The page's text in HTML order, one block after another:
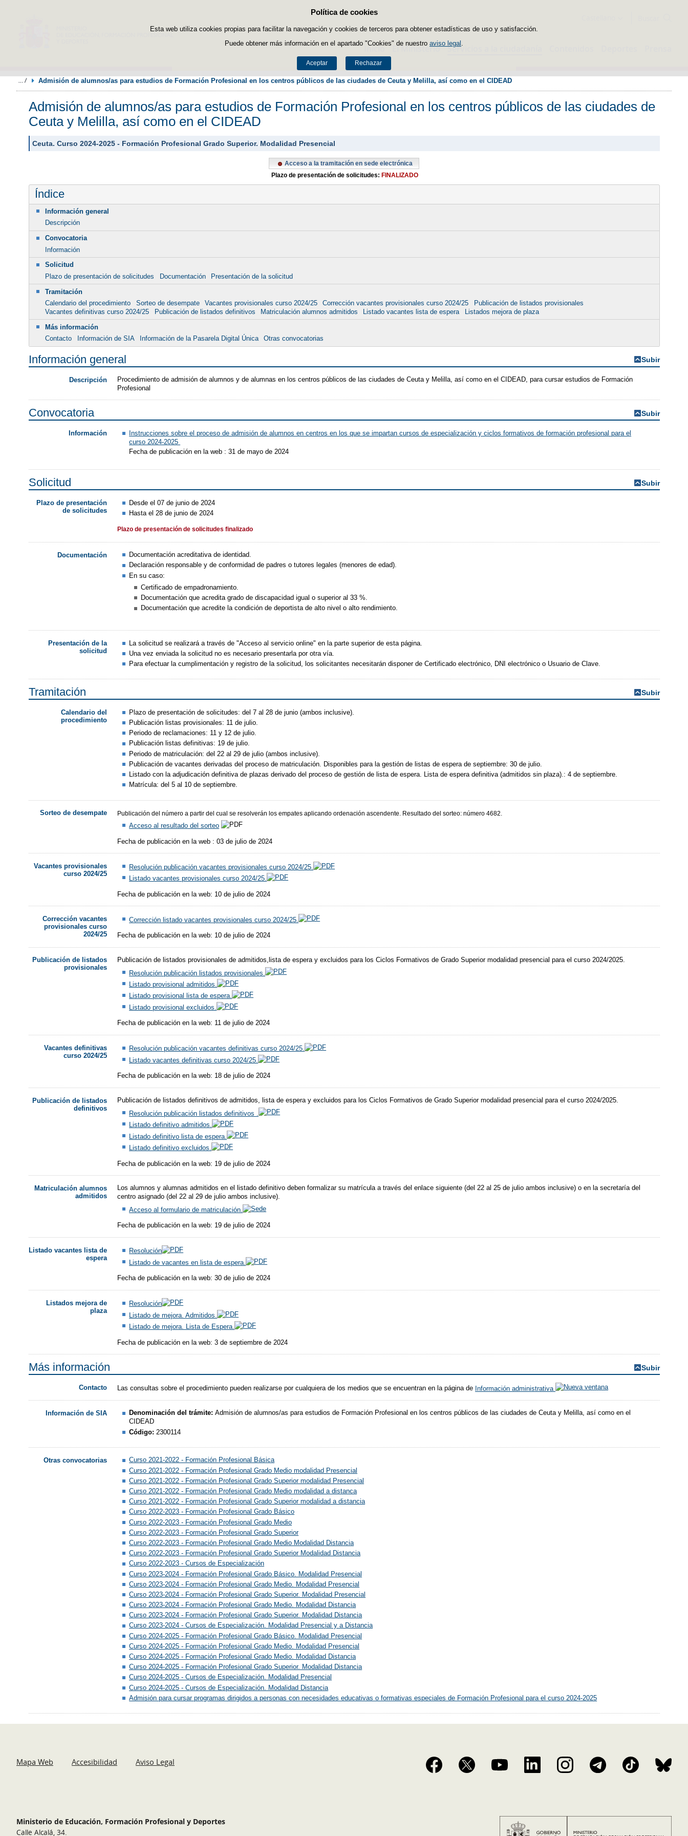
Política de cookies
Esta web utiliza cookies propias para facilitar la navegación y cookies de terceros para obtener estadísticas de uso y satisfacción.
Puede obtener más información en el apartado "Cookies" de nuestro aviso legal
Aceptar Rechazar
Saltar al contenido
Inicio El Ministerio Servicios a la ciudadanía
Admisión de alumnos/as para estudios de Formación Profesional en los centros públicos de las ciudades de Ceuta y Melilla, así como en el CIDEAD
Admisión de alumnos/as para estudios de Formación Profesional en los centros públicos de las ciudades de
Ceuta y Melilla, así como en el CIDEAD
Ceuta. Curso 2024-2025 - Formación Profesional Grado Superior. Modalidad Presencial
Acceso a la tramitación en sede electrónica
Plazo de presentación de solicitudes: FINALIZADO
Índice
Información general
Descripción
Convocatoria
Información
Solicitud
Plazo de presentación de solicitudes
Documentación
Presentación de la solicitud
Tramitación
Calendario del procedimiento
Sorteo de desempate Vacantes provisionales curso 2024/25 Corrección vacantes provisionales curso 2024/25
Publicación de listados provisionales
Vacantes definitivas curso 2024/25
Publicación de listados definitivos Matriculación alumnos admitidos Listado vacantes lista de espera
Listados mejora de plaza
Más información
Contacto
Información de SIA Información de la Pasarela Digital Única Otras convocatorias
Información general Subir
Descripción
Procedimiento de admisión de alumnos y de alumnas en los centros públicos de las ciudades de Ceuta y Melilla, así como en el CIDEAD, para cursar estudios de Formación
Profesional
Convocatoria Subir
Información
Instrucciones sobre el proceso de admisión de alumnos en centros en los que se impartan cursos de especialización y ciclos formativos de formación profesional para el
curso 2024-2025
Fecha de publicación en la web : 31 de mayo de 2024
Solicitud Subir
Plazo de presentación
de solicitudes
Desde el 07 de junio de 2024
Hasta el 28 de junio de 2024
Plazo de presentación de solicitudes finalizado
Documentación
Documentación acreditativa de identidad.
Declaración responsable y de conformidad de padres o tutores legales (menores de edad).
En su caso:
Certificado de empadronamiento.
Documentación que acredita grado de discapacidad igual o superior al 33 %.
Documentación que acredite la condición de deportista de alto nivel o alto rendimiento.
Presentación de la
solicitud
La solicitud se realizará a través de "Acceso al servicio online" en la parte superior de esta página.
Una vez enviada la solicitud no es necesario presentarla por otra vía.
Para efectuar la cumplimentación y registro de la solicitud, los solicitantes necesitarán disponer de Certificado electrónico, DNI electrónico o Usuario de Clave.
Tramitación Subir
Calendario del
procedimiento
Plazo de presentación de solicitudes: del 7 al 28 de junio (ambos inclusive).
Publicación listas provisionales: 11 de julio.
Periodo de reclamaciones: 11 y 12 de julio.
Publicación listas definitivas: 19 de julio.
Periodo de matriculación: del 22 al 29 de julio (ambos inclusive).
Publicación de vacantes derivadas del proceso de matriculación. Disponibles para la gestión de listas de espera de septiembre: 30 de julio.
Listado con la adjudicación definitiva de plazas derivado del proceso de gestión de lista de espera. Lista de espera definitiva (admitidos sin plaza).: 4 de septiembre.
Matrícula: del 5 al 10 de septiembre.
Sorteo de desempate Publicación del número a partir del cual se resolverán los empates aplicando ordenación ascendente. Resultado del sorteo: número 4682.
Acceso al resultado del sorteo
Fecha de publicación en la web : 03 de julio de 2024
Vacantes provisionales
curso 2024/25
Resolución publicación vacantes provisionales curso 2024/25.
Listado vacantes provisionales curso 2024/25.
Fecha de publicación en la web: 10 de julio de 2024
Corrección vacantes
provisionales curso
2024/25
Corrección listado vacantes provisionales curso 2024/25.
Fecha de publicación en la web: 10 de julio de 2024
Publicación de listados
provisionales
Publicación de listados provisionales de admitidos,lista de espera y excluidos para los Ciclos Formativos de Grado Superior modalidad presencial para el curso 2024/2025.
Resolución publicación listados provisionales.
Listado provisional admitidos.
Listado provisional lista de espera.
Listado provisional excluidos.
Fecha de publicación en la web: 11 de julio de 2024
Vacantes definitivas
curso 2024/25
Resolución publicación vacantes definitivas curso 2024/25.
Listado vacantes definitivas curso 2024/25.
Fecha de publicación en la web: 18 de julio de 2024
Publicación de listados
definitivos
Publicación de listados definitivos de admitidos, lista de espera y excluidos para los Ciclos Formativos de Grado Superior modalidad presencial para el curso 2024/2025.
Resolución publicación listados definitivos .
Listado definitivo admitidos.
Listado definitivo lista de espera.
Listado definitivo excluidos.
Fecha de publicación en la web: 19 de julio de 2024
Matriculación alumnos
admitidos
Los alumnos y alumnas admitidos en el listado definitivo deben formalizar su matrícula a través del enlace siguiente (del 22 al 25 de julio ambos inclusive) o en la secretaría del
centro asignado (del 22 al 29 de julio ambos inclusive).
Acceso al formulario de matriculación.
Fecha de publicación en la web: 19 de julio de 2024
Listado vacantes lista de
espera
Resolución
Listado de vacantes en lista de espera.
Fecha de publicación en la web: 30 de julio de 2024
Listados mejora de
plaza
Resolución
Listado de mejora. Admitidos.
Listado de mejora. Lista de Espera.
Fecha de publicación en la web: 3 de septiembre de 2024
Más información Subir
Contacto Las consultas sobre el procedimiento pueden realizarse por cualquiera de los medios que se encuentran en la página de Información administrativa
Información de SIA Denominación del trámite:Admisión de alumnos/as para estudios de Formación Profesional en los centros públicos de las ciudades de Ceuta y Melilla, así como en el
CIDEAD
Código: 2300114
Otras convocatorias
Curso 2021-2022 - Formación Profesional Básica
Curso 2021-2022 - Formación Profesional Grado Medio modalidad Presencial
Curso 2021-2022 - Formación Profesional Grado Superior modalidad Presencial
Curso 2021-2022 - Formación Profesional Grado Medio modalidad a distanca
Curso 2021-2022 - Formación Profesional Grado Superior modalidad a distancia
Curso 2022-2023 - Formación Profesional Grado Básico
Curso 2022-2023 - Formación Profesional Grado Medio
Curso 2022-2023 - Formación Profesional Grado Superior
Curso 2022-2023 - Formación Profesional Grado Medio Modalidad Distancia
Curso 2022-2023 - Formación Profesional Grado Superior Modalidad Distancia
Curso 2022-2023 - Cursos de Especialización
Curso 2023-2024 - Formación Profesional Grado Básico. Modalidad Presencial
Curso 2023-2024 - Formación Profesional Grado Medio. Modalidad Presencial
Curso 2023-2024 - Formación Profesional Grado Superior. Modalidad Presencial
Curso 2023-2024 - Formación Profesional Grado Medio. Modalidad Distancia
Curso 2023-2024 - Formación Profesional Grado Superior. Modalidad Distancia
Curso 2023-2024 - Cursos de Especialización. Modalidad Presencial y a Distancia
Curso 2024-2025 - Formación Profesional Grado Básico. Modalidad Presencial
Curso 2024-2025 - Formación Profesional Grado Medio. Modalidad Presencial
Curso 2024-2025 - Formación Profesional Grado Medio. Modalidad Distancia
Curso 2024-2025 - Formación Profesional Grado Superior. Modalidad Distancia
Curso 2024-2025 - Cursos de Especialización. Modalidad Presencial
Curso 2024-2025 - Cursos de Especialización. Modalidad Distancia
Admisión para cursar programas dirigidos a personas con necesidades educativas o formativas especiales de Formación Profesional para el curso 2024-2025
Mapa Web Accesibilidad Aviso Legal
Ministerio de Educación, Formación Profesional y Deportes
Calle Alcalá, 34.